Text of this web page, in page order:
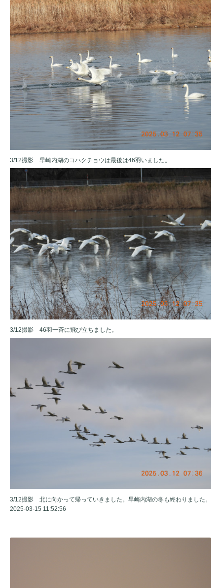
3/12撮影 早崎内湖のコハクチョウは最後は46羽いました。
3/12撮影 46羽一斉に飛び立ちました。
3/12撮影 北に向かって帰っていきました。早崎内湖の冬も終わりました。
2025-03-15 11:52:56